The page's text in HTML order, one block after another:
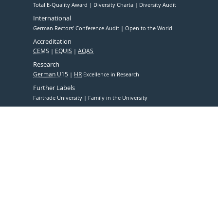
Total E-Quality Award Diversity Charta Diversity Audit
International
German Rectors' Conference Audit Open to the World
Accreditation
CEMS EQUIS AQAS
Research
German U15 HR Excellence in Research
Further Labels
Fairtrade University Family in the University